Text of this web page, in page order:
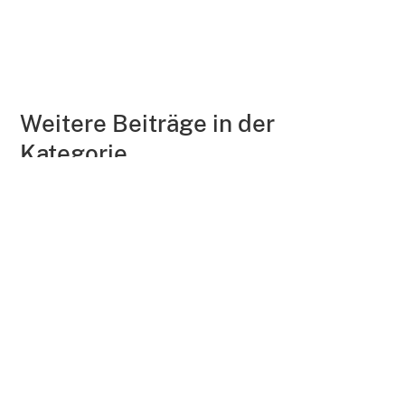
Weitere Beiträge in der
Kategorie